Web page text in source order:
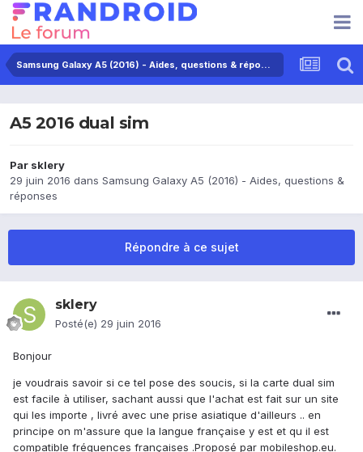
Samsung Galaxy A5 (2016) - Aides, questions & réponses
A5 2016 dual sim
Par sklery
29 juin 2016 dans Samsung Galaxy A5 (2016) - Aides, questions &
réponses
Répondre à ce sujet
sklery
Posté(e) 29 juin 2016
Bonjour
je voudrais savoir si ce tel pose des soucis, si la carte dual sim
est facile à utiliser, sachant aussi que l'achat est fait sur un site
qui les importe , livré avec une prise asiatique d'ailleurs .. en
principe on m'assure que la langue française y est et qu il est
compatible fréquences françaises .Proposé par mobileshop.eu.